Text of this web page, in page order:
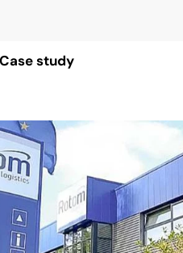
Case study